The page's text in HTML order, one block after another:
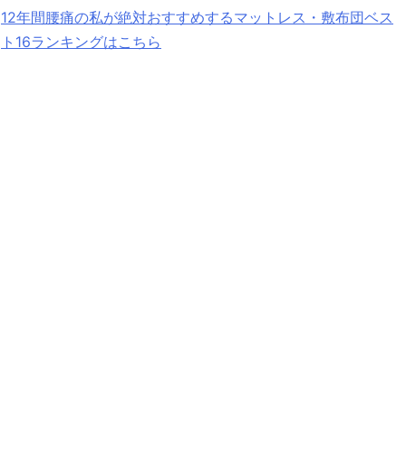
12年間腰痛の私が絶対おすすめするマットレス・敷布団ベス
ト16ランキングはこちら